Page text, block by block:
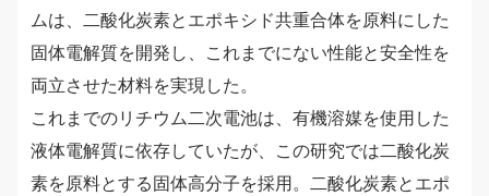
ムは、二酸化炭素とエポキシド共重合体を原料にした
固体電解質を開発し、これまでにない性能と安全性を
両立させた材料を実現した。
これまでのリチウム二次電池は、有機溶媒を使用した
液体電解質に依存していたが、この研究では二酸化炭
素を原料とする固体高分子を採用。二酸化炭素とエポ